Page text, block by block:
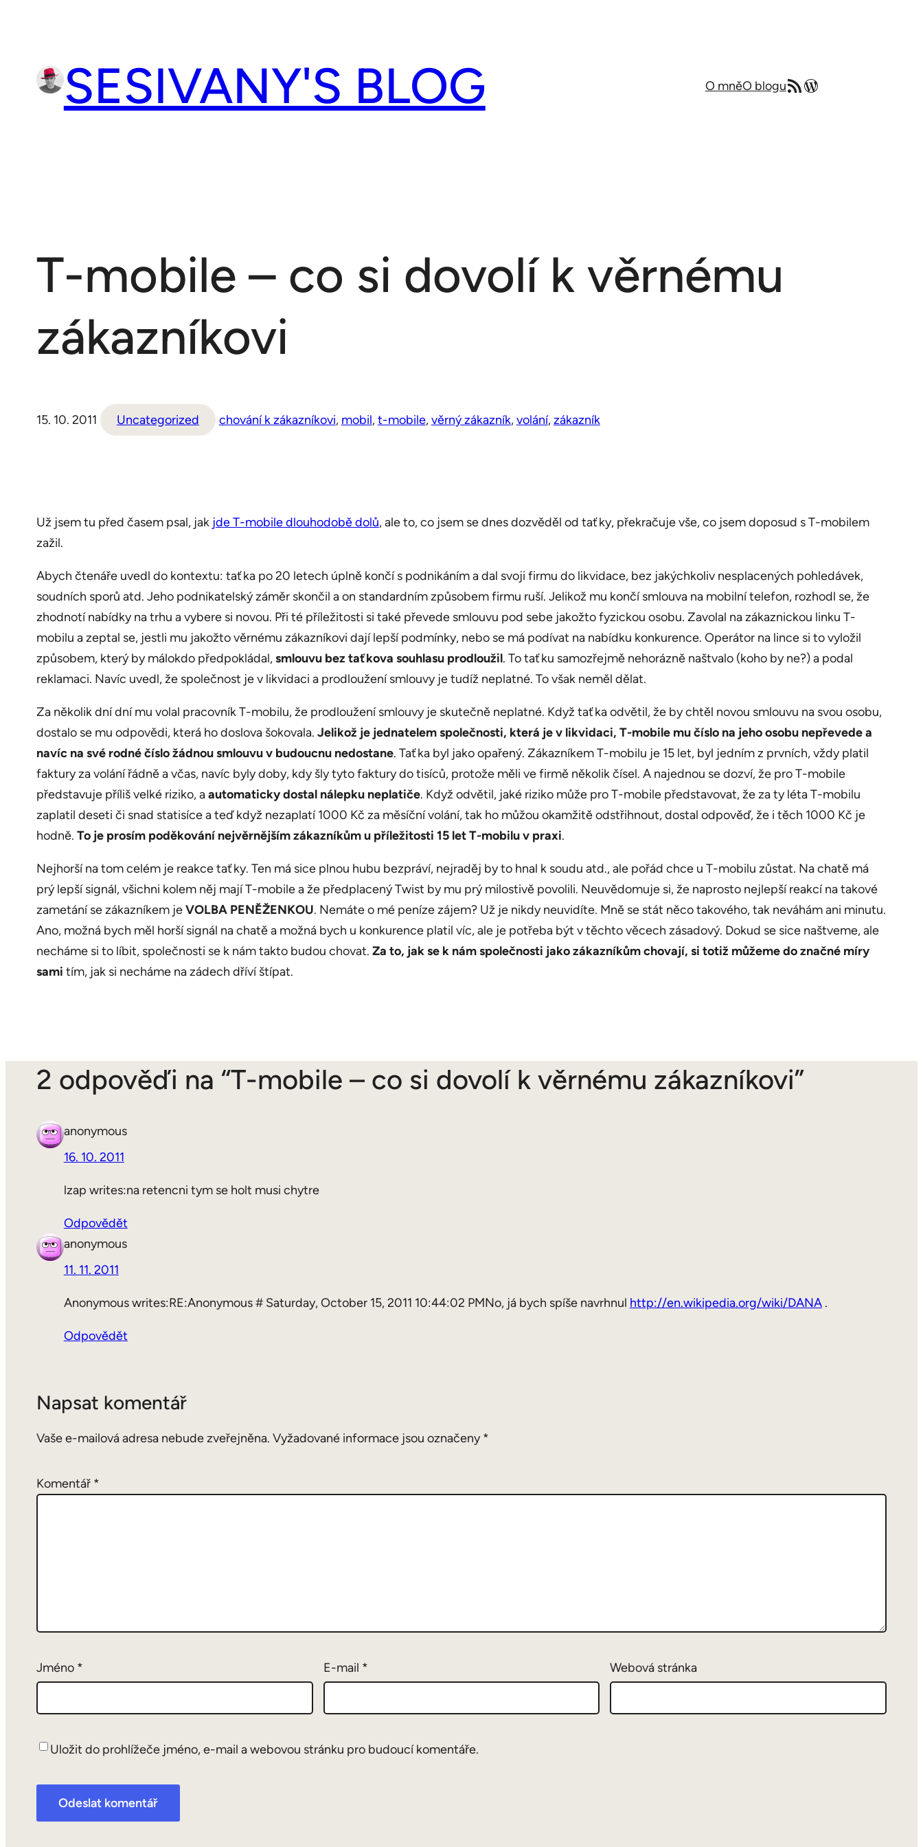
SESIVANY'S BLOG O mněO bloguRSS zdrojMůj blog v angličtině
T-mobile – co si dovolí k věrnému
zákazníkovi
15. 10. 2011 Uncategorized chování k zákazníkovi, mobil, t-mobile, věrný zákazník, volání, zákazník
Už jsem tu před časem psal, jak jde T-mobile dlouhodobě dolů, ale to, co jsem se dnes dozvěděl od taťky, překračuje vše, co jsem doposud s T-mobilem
zažil.
Abych čtenáře uvedl do kontextu: taťka po 20 letech úplně končí s podnikáním a dal svoji firmu do likvidace, bez jakýchkoliv nesplacených pohledávek,
soudních sporů atd. Jeho podnikatelský záměr skončil a on standardním způsobem firmu ruší. Jelikož mu končí smlouva na mobilní telefon, rozhodl se, že
zhodnotí nabídky na trhu a vybere si novou. Při té příležitosti si také převede smlouvu pod sebe jakožto fyzickou osobu. Zavolal na zákaznickou linku T-
mobilu a zeptal se, jestli mu jakožto věrnému zákazníkovi dají lepší podmínky, nebo se má podívat na nabídku konkurence. Operátor na lince si to vyložil
způsobem, který by málokdo předpokládal,smlouvu bez taťkova souhlasu prodloužil. To taťku samozřejmě nehorázně naštvalo (koho by ne?) a podal
reklamaci. Navíc uvedl, že společnost je v likvidaci a prodloužení smlouvy je tudíž neplatné. To však neměl dělat.
Za několik dní dní mu volal pracovník T-mobilu, že prodloužení smlouvy je skutečně neplatné. Když taťka odvětil, že by chtěl novou smlouvu na svou osobu,
dostalo se mu odpovědi, která ho doslova šokovala. Jelikož je jednatelem společnosti, která je v likvidaci, T-mobile mu číslo na jeho osobu nepřevede a
navíc na své rodné číslo žádnou smlouvu v budoucnu nedostane. Taťka byl jako opařený. Zákazníkem T-mobilu je 15 let, byl jedním z prvních, vždy platil
faktury za volání řádně a včas, navíc byly doby, kdy šly tyto faktury do tisíců, protože měli ve firmě několik čísel. A najednou se dozví, že pro T-mobile
představuje příliš velké riziko, aautomaticky dostal nálepku neplatiče. Když odvětil, jaké riziko může pro T-mobile představovat, že za ty léta T-mobilu
zaplatil deseti či snad statisíce a teď když nezaplatí 1000 Kč za měsíční volání, tak ho můžou okamžitě odstřihnout, dostal odpověď, že i těch 1000 Kč je
hodně. To je prosím poděkování nejvěrnějším zákazníkům u příležitosti 15 let T-mobilu v praxi.
Nejhorší na tom celém je reakce taťky. Ten má sice plnou hubu bezpráví, nejraděj by to hnal k soudu atd., ale pořád chce u T-mobilu zůstat. Na chatě má
prý lepší signál, všichni kolem něj mají T-mobile a že předplacený Twist by mu prý milostivě povolili. Neuvědomuje si, že naprosto nejlepší reakcí na takové
zametání se zákazníkem jeVOLBA PENĚŽENKOU. Nemáte o mé peníze zájem? Už je nikdy neuvidíte. Mně se stát něco takového, tak neváhám ani minutu.
Ano, možná bych měl horší signál na chatě a možná bych u konkurence platil víc, ale je potřeba být v těchto věcech zásadový. Dokud se sice naštveme, ale
necháme si to líbit, společnosti se k nám takto budou chovat. Za to, jak se k nám společnosti jako zákazníkům chovají, si totiž můžeme do značné míry
sami tím, jak si necháme na zádech dříví štípat.
2 odpověďi na “T-mobile – co si dovolí k věrnému zákazníkovi”
anonymous
16. 10. 2011
lzap writes:na retencni tym se holt musi chytre
Odpovědět
anonymous
11. 11. 2011
Anonymous writes:RE:Anonymous # Saturday, October 15, 2011 10:44:02 PMNo, já bych spíše navrhnul http://en.wikipedia.org/wiki/DANA.
Odpovědět
Napsat komentář
Vaše e-mailová adresa nebude zveřejněna. Vyžadované informace jsou označeny*
Komentář *
Jméno * E-mail * Webová stránka
Uložit do prohlížeče jméno, e-mail a webovou stránku pro budoucí komentáře.